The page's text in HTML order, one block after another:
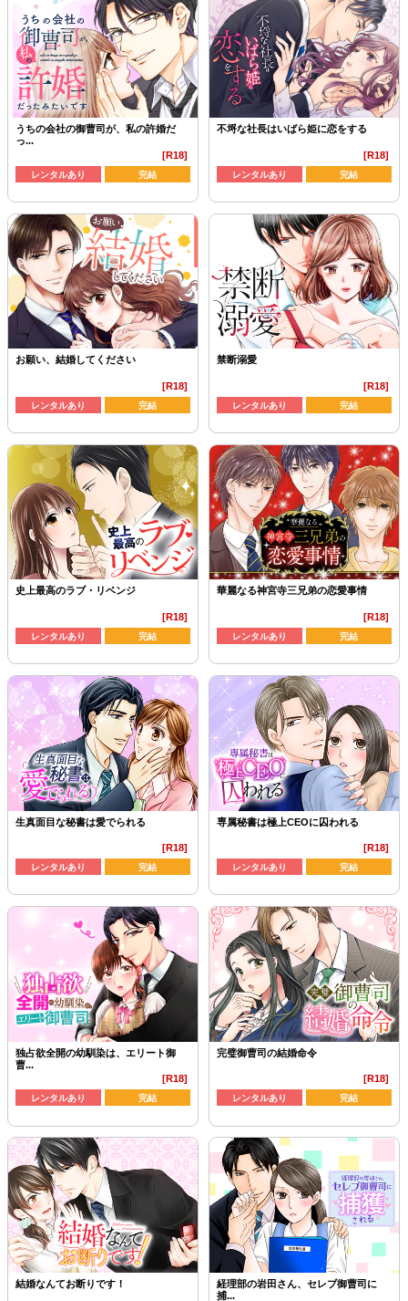
うちの会社の御曹司が、私の許婚だ
っ...
[R18]
レンタルあり 完結
不埒な社長はいばら姫に恋をする
[R18]
レンタルあり 完結
お願い、結婚してください
[R18]
レンタルあり 完結
禁断溺愛
[R18]
レンタルあり 完結
史上最高のラブ・リベンジ
[R18]
レンタルあり 完結
華麗なる神宮寺三兄弟の恋愛事情
[R18]
レンタルあり 完結
生真面目な秘書は愛でられる
[R18]
レンタルあり 完結
専属秘書は極上CEOに囚われる
[R18]
レンタルあり 完結
独占欲全開の幼馴染は、エリート御
曹...
[R18]
レンタルあり 完結
完璧御曹司の結婚命令
[R18]
レンタルあり 完結
結婚なんてお断りです！
経理部の岩田さん、セレブ御曹司に
捕...